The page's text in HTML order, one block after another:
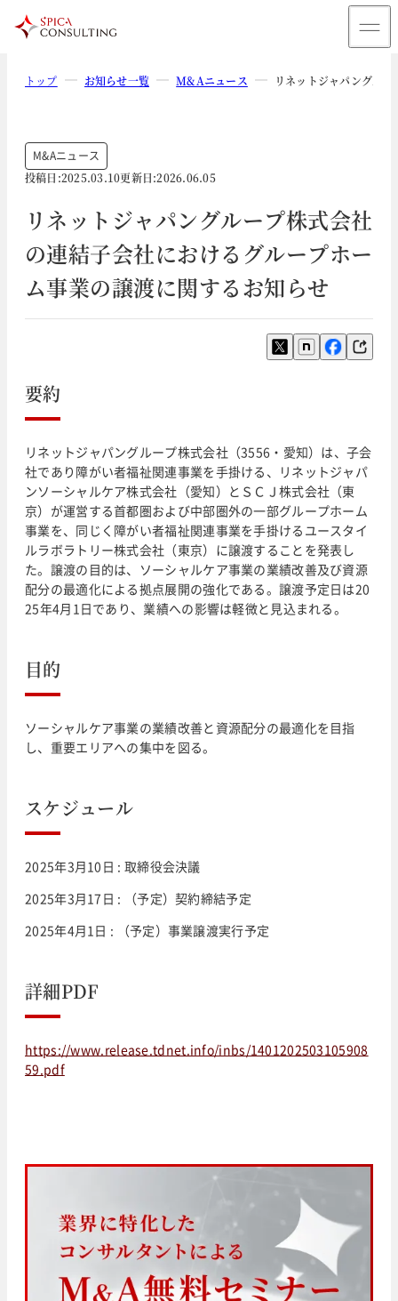
トップ お知らせ一覧 M&Aニュース リネットジャパングル
M&Aニュース
投稿日:2025.03.10更新日:2026.06.05
リネットジャパングループ株式会社
の連結子会社におけるグループホー
ム事業の譲渡に関するお知らせ
要約
リネットジャパングループ株式会社（3556・愛知）は、子会
社であり障がい者福祉関連事業を手掛ける、リネットジャパ
ンソーシャルケア株式会社（愛知）とＳＣＪ株式会社（東
京）が運営する首都圏および中部圏外の一部グループホーム
事業を、同じく障がい者福祉関連事業を手掛けるユースタイ
ルラボラトリー株式会社（東京）に譲渡することを発表し
た。譲渡の目的は、ソーシャルケア事業の業績改善及び資源
配分の最適化による拠点展開の強化である。譲渡予定日は20
25年4月1日であり、業績への影響は軽微と見込まれる。
目的
ソーシャルケア事業の業績改善と資源配分の最適化を目指
し、重要エリアへの集中を図る。
スケジュール
2025年3月10日 : 取締役会決議
2025年3月17日 : （予定）契約締結予定
2025年4月1日 : （予定）事業譲渡実行予定
詳細PDF
https://www.release.tdnet.info/inbs/1401202503105908
59.pdf